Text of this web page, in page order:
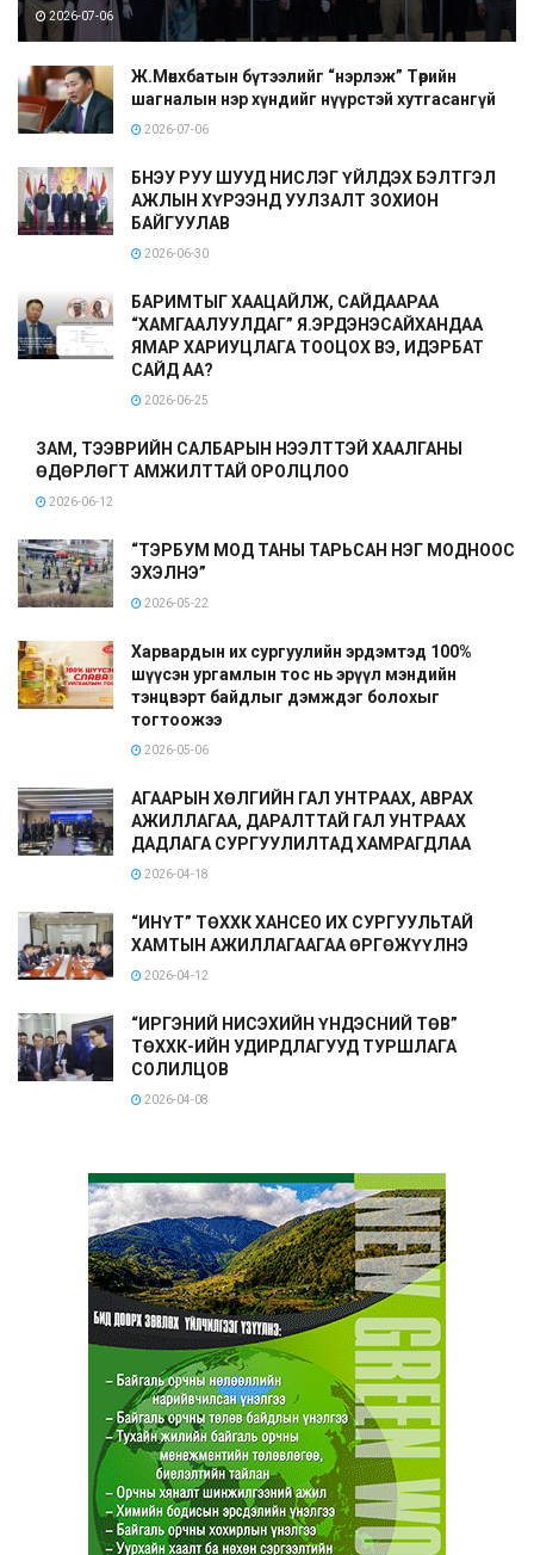
2026-07-06
Ж.Мөнхбатын бүтээлийг “нэрлэж” Төрийн
шагналын нэр хүндийг нүүрстэй хутгасангүй
2026-07-06
БНЭУ РУУ ШУУД НИСЛЭГ ҮЙЛДЭХ БЭЛТГЭЛ
АЖЛЫН ХҮРЭЭНД УУЛЗАЛТ ЗОХИОН
БАЙГУУЛАВ
2026-06-30
БАРИМТЫГ ХААЦАЙЛЖ, САЙДААРАА
“ХАМГААЛУУЛДАГ” Я.ЭРДЭНЭСАЙХАНДАА
ЯМАР ХАРИУЦЛАГА ТООЦОХ ВЭ, ИДЭРБАТ
САЙД АА?
2026-06-25
ЗАМ, ТЭЭВРИЙН САЛБАРЫН НЭЭЛТТЭЙ ХААЛГАНЫ
ӨДӨРЛӨГТ АМЖИЛТТАЙ ОРОЛЦЛОО
2026-06-12
“ТЭРБУМ МОД ТАНЫ ТАРЬСАН НЭГ МОДНООС
ЭХЭЛНЭ”
2026-05-22
Харвардын их сургуулийн эрдэмтэд 100%
шүүсэн ургамлын тос нь эрүүл мэндийн
тэнцвэрт байдлыг дэмждэг болохыг
тогтоожээ
2026-05-06
АГААРЫН ХӨЛГИЙН ГАЛ УНТРААХ, АВРАХ
АЖИЛЛАГАА, ДАРАЛТТАЙ ГАЛ УНТРААХ
ДАДЛАГА СУРГУУЛИЛТАД ХАМРАГДЛАА
2026-04-18
“ИНҮТ” ТӨХХК ХАНСЕО ИХ СУРГУУЛЬТАЙ
ХАМТЫН АЖИЛЛАГААГАА ӨРГӨЖҮҮЛНЭ
2026-04-12
“ИРГЭНИЙ НИСЭХИЙН ҮНДЭСНИЙ ТӨВ”
ТӨХХК-ИЙН УДИРДЛАГУУД ТУРШЛАГА
СОЛИЛЦОВ
2026-04-08